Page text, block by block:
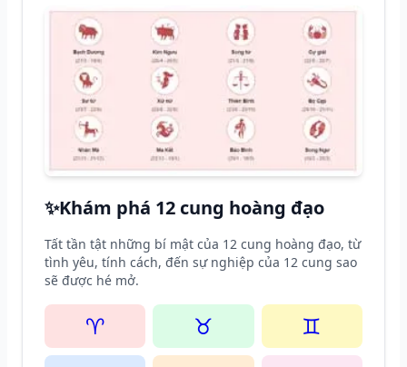
✨Khám phá 12 cung hoàng đạo
Tất tần tật những bí mật của 12 cung hoàng đạo, từ
tình yêu, tính cách, đến sự nghiệp của 12 cung sao
sẽ được hé mở.
♈ ♉
♊